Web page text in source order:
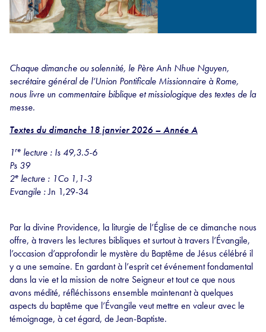
Chaque dimanche ou solennité, le Père Anh Nhue Nguyen,
secrétaire général de l’Union Pontificale Missionnaire à Rome,
nous livre un commentaire biblique et missiologique des textes de la
messe.
Textes du dimanche 18 janvier 2026 – Année A
1re lecture : Is 49,3.5-6
Ps 39
2e lecture : 1Co 1,1-3
Evangile :Jn 1,29-34
Par la divine Providence, la liturgie de l’Église de ce dimanche nous
offre, à travers les lectures bibliques et surtout à travers l’Évangile,
l’occasion d’approfondir le mystère du Baptême de Jésus célébré il
y a une semaine. En gardant à l’esprit cet événement fondamental
dans la vie et la mission de notre Seigneur et tout ce que nous
avons médité, réfléchissons ensemble maintenant à quelques
aspects du baptême que l’Évangile veut mettre en valeur avec le
témoignage, à cet égard, de Jean-Baptiste.